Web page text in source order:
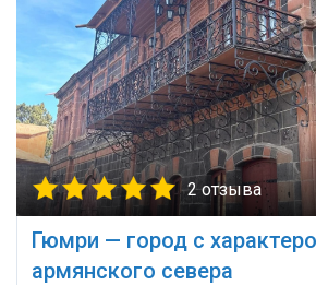
2 отзыва
Гюмри — город с
армянского севера